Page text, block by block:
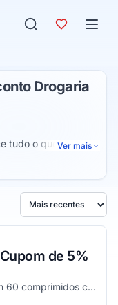
Drogaria
tudo o que o seu
realizar a compra
solar, corporal
inalador,
cuidados
Ver mais
estrelas
Ordenar por
de 5%
Aproveite e compre Attivs 900mg com 60 comprimidos com desconto extra.